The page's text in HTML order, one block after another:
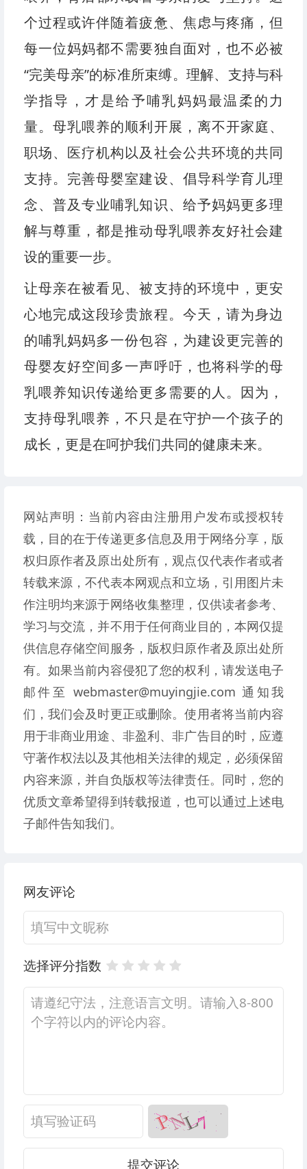
个过程或许伴随着疲惫、焦虑与疼痛，但
每一位妈妈都不需要独自面对，也不必被
“完美母亲”的标准所束缚。理解、支持与科
学指导，才是给予哺乳妈妈最温柔的力
量。母乳喂养的顺利开展，离不开家庭、
职场、医疗机构以及社会公共环境的共同
支持。完善母婴室建设、倡导科学育儿理
念、普及专业哺乳知识、给予妈妈更多理
解与尊重，都是推动母乳喂养友好社会建
设的重要一步。
让母亲在被看见、被支持的环境中，更安
心地完成这段珍贵旅程。今天，请为身边
的哺乳妈妈多一份包容，为建设更完善的
母婴友好空间多一声呼吁，也将科学的母
乳喂养知识传递给更多需要的人。因为，
支持母乳喂养，不只是在守护一个孩子的
成长，更是在呵护我们共同的健康未来。
网站声明：当前内容由注册用户发布或授权转
载，目的在于传递更多信息及用于网络分享，版
权归原作者及原出处所有，观点仅代表作者或者
转载来源，不代表本网观点和立场，引用图片未
作注明均来源于网络收集整理，仅供读者参考、
学习与交流，并不用于任何商业目的，本网仅提
供信息存储空间服务，版权归原作者及原出处所
有。如果当前内容侵犯了您的权利，请发送电子
邮件至 webmaster@muyingjie.com 通知我
们，我们会及时更正或删除。使用者将当前内容
用于非商业用途、非盈利、非广告目的时，应遵
守著作权法以及其他相关法律的规定，必须保留
内容来源，并自负版权等法律责任。同时，您的
优质文章希望得到转载报道，也可以通过上述电
子邮件告知我们。
网友评论
选择评分指数
提交评论